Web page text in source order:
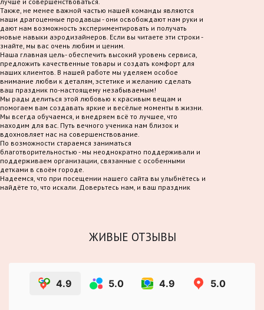
Также, не менее важной частью нашей команды являются
наши драгоценные продавцы - они освобождают нам руки и
дают нам возможность экспериментировать и получать
новые навыки аэродизайнеров. Если вы читаете эти строки -
знайте, мы вас очень любим и ценим.
Наша главная цель- обеспечить высокий уровень сервиса,
предложить качественные товары и создать комфорт для
наших клиентов. В нашей работе мы уделяем особое
внимание любви к деталям, эстетике и желанию сделать
ваш праздник по-настоящему незабываемым!
Мы рады делиться этой любовью к красивым вещам и
помогаем вам создавать яркие и весёлые моменты в жизни.
Мы всегда обучаемся, и внедряем всё то лучшее, что
находим для вас. Путь вечного ученика нам близок и
вдохновляет нас на совершенствование.
По возможности стараемся заниматься
благотворительностью - мы неоднократно поддерживали и
поддерживаем организации, связанные с особенными
детками в своём городе.
Надеемся, что при посещении нашего сайта вы улыбнётесь и
найдёте то, что искали. Доверьтесь нам, и ваш праздник
ЖИВЫЕ ОТЗЫВЫ
4.9 5.0 4.9 5.0